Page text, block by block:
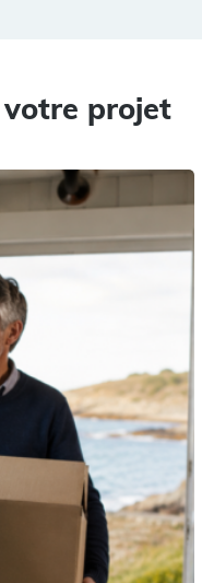
votre projet